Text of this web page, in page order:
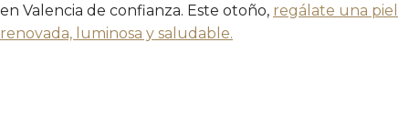
en Valencia de confianza. Este otoño, regálate una piel
renovada, luminosa y saludable.